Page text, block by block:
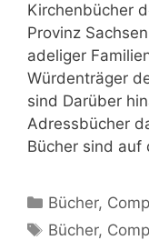
Kirchenbücher
Provinz
adeliger
Würdenträger
sind Darüber
Adressbücher
Bücher sind auf
Kategorien
Bücher,
Schlagwörter
Bücher,